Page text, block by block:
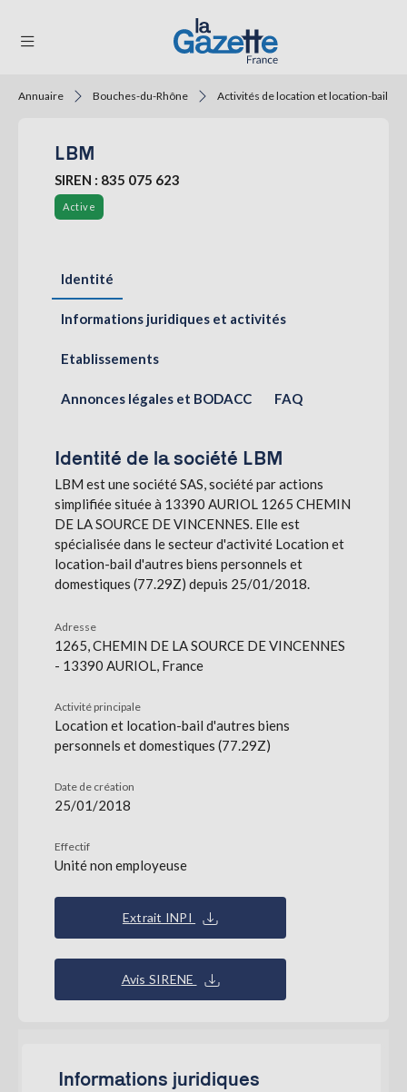
RÉGIONS
FORMATS
SERVICES
connecter
S'abonner
Annuaire Bouches-du-Rhône Activités de location et location-bail
LBM
SIREN : 835 075 623
Active
Identité
Informations juridiques et activités
Etablissements
Annonces légales et BODACC FAQ
Identité de la société LBM
LBM est une société SAS, société par actions
simplifiée située à 13390 AURIOL 1265 CHEMIN
DE LA SOURCE DE VINCENNES. Elle est
spécialisée dans le secteur d'activité Location et
location-bail d'autres biens personnels et
domestiques (77.29Z) depuis 25/01/2018.
Adresse
1265, CHEMIN DE LA SOURCE DE VINCENNES
- 13390 AURIOL, France
Activité principale
Location et location-bail d'autres biens
personnels et domestiques (77.29Z)
Date de création
25/01/2018
Effectif
Unité non employeuse
Extrait INPI
Avis SIRENE
Informations juridiques